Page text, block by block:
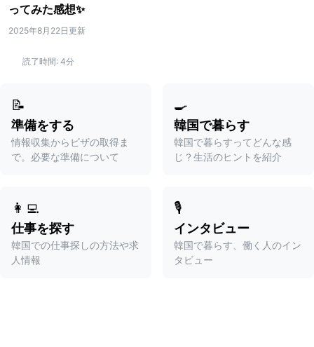
ってみた感想✨
2025年8月22日更新
読了時間: 4分
📝
準備をする
情報収集からビザの取得ま
で。必要な準備について
🍳
韓国で暮らす
韓国で暮らすってどんな感
じ？生活のヒントを紹介
👩‍💻
仕事を探す
韓国での仕事探しの方法や求
人情報
🎙️
インタビュー
韓国で暮らす、働く人のイン
タビュー